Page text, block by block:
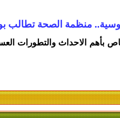
منظمة الصحة تطالب
الاحداث والتطورات العسكرية